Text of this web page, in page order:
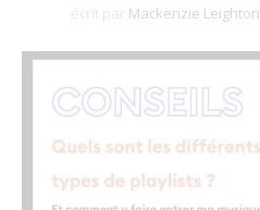
écrit par Mackenzie Leighton